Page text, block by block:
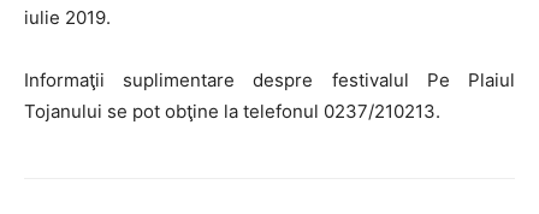
iulie 2019.
Informaţii suplimentare despre festivalul Pe Plaiul
Tojanului se pot obţine la telefonul 0237/210213.